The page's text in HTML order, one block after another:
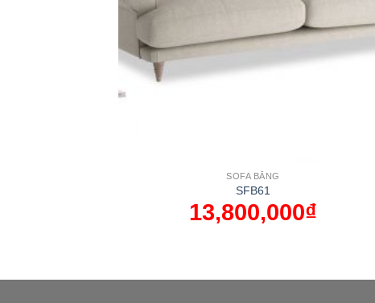
SOFA BĂNG
SFB61
13,800,000₫